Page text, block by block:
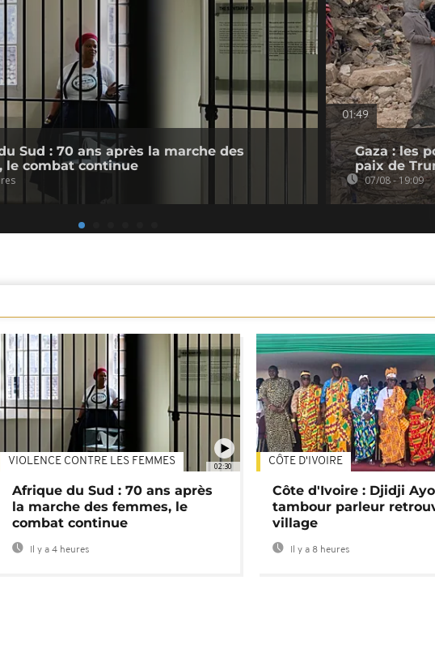
Sud : 70 ans après la marche des
le combat continue
01:49
Gaza : les
paix de
07/08 - 19:09
02:30
VIOLENCE CONTRE LES FEMMES
Afrique du Sud : 70 ans après
la marche des femmes, le
combat continue
Il y a 4 heures
CÔTE D'IVOIRE
Côte d'Ivoire : Djidji
tambour parleur
village
Il y a 8 heures